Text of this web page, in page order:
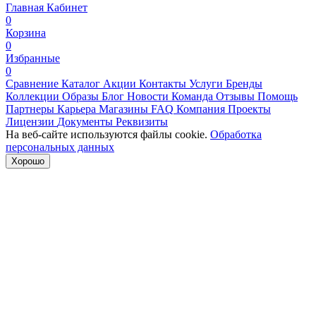
Главная Кабинет
0
Корзина
0
Избранные
0
Сравнение Каталог Акции Контакты Услуги Бренды
Коллекции Образы Блог Новости Команда Отзывы Помощь
Партнеры Карьера Магазины FAQ Компания Проекты
Лицензии Документы Реквизиты
На веб-сайте используются файлы cookie. Обработка
персональных данных
Хорошо